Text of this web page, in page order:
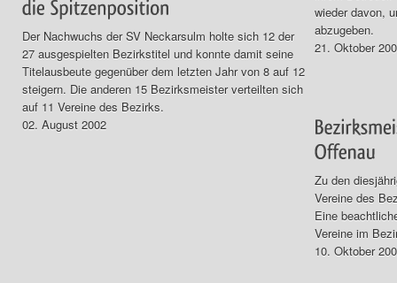
Der Nachwuchs der SV Neckarsulm holte sich 12 der
27 ausgespielten Bezirkstitel und konnte damit seine
Titelausbeute gegenüber dem letzten Jahr von 8 auf 12
steigern. Die anderen 15 Bezirksmeister verteilten sich
auf 11 Vereine des Bezirks.
02. August 2002
wieder davon,
abzugeben.
21. Oktober
Zu den
Vereine des
Eine
Vereine im
10. Oktober